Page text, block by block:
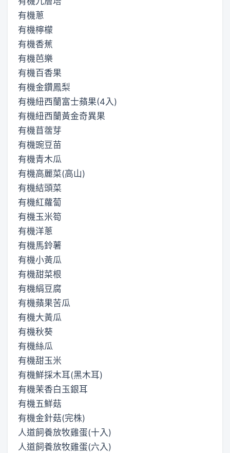
有機蔥
有機檸檬
有機香蕉
有機芭樂
有機百香果
有機金鑽鳳梨
有機紐西蘭富士蘋果(4入)
有機紐西蘭黃金奇異果
有機苜蓿芽
有機豌豆苗
有機青木瓜
有機高麗菜(高山)
有機結頭菜
有機紅蘿蔔
有機玉米筍
有機洋蔥
有機馬鈴薯
有機小黃瓜
有機甜菜根
有機絹豆腐
有機蘋果苦瓜
有機大黃瓜
有機秋葵
有機絲瓜
有機甜玉米
有機鮮採木耳(黑木耳)
有機茉香白玉銀耳
有機五鮮菇
有機金針菇(完株)
人道飼養放牧雞蛋(十入)
人道飼養放牧雞蛋(六入)